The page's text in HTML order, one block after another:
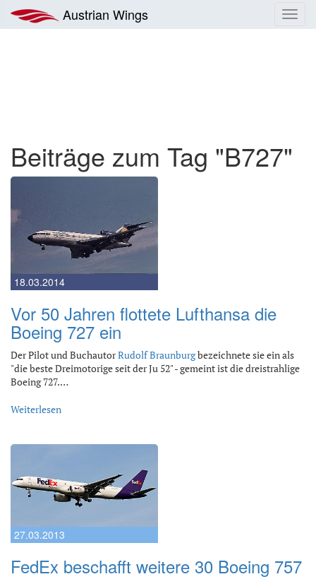
Inhalt
springen
Austrian Wings
Beiträge zum Tag "B727"
18.03.2014
Vor 50 Jahren flottete Lufthansa die
Boeing 727 ein
Der Pilot und BuchautorRudolf Braunburgbezeichnete sie ein als
"die beste Dreimotorige seit der Ju 52" - gemeint ist die dreistrahlige
Boeing 727.…
Weiterlesen
27.03.2013
FedEx beschafft weitere 30 Boeing 757